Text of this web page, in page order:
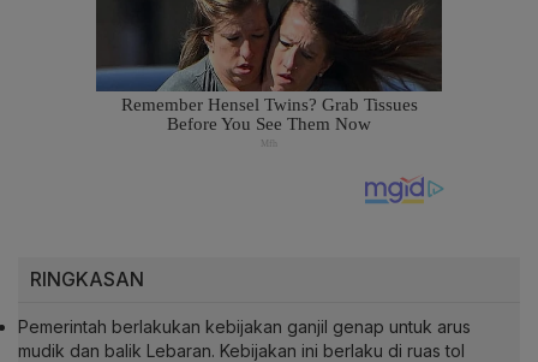
RINGKASAN
Pemerintah berlakukan kebijakan ganjil genap untuk arus
mudik dan balik Lebaran. Kebijakan ini berlaku di ruas tol